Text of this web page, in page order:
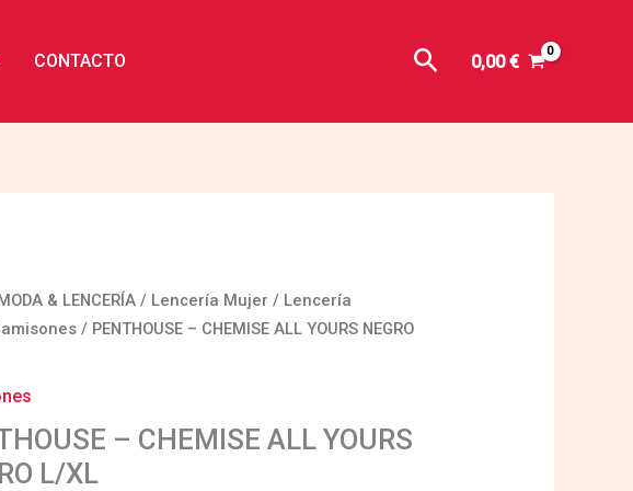
CONTACTO Buscar
0,00€
MODA & LENCERÍA / Lencería Mujer / Lencería
/ PENTHOUSE – CHEMISE ALL YOURS NEGRO
– CHEMISE ALL YOURS
L/XL